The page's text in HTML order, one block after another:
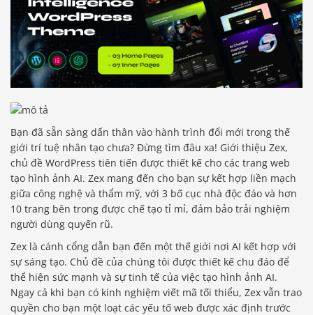
Bạn đã sẵn sàng dấn thân vào hành trình đổi mới trong thế
giới trí tuệ nhân tạo chưa? Đừng tìm đâu xa! Giới thiệu Zex,
chủ đề WordPress tiên tiến được thiết kế cho các trang web
tạo hình ảnh AI. Zex mang đến cho bạn sự kết hợp liền mạch
giữa công nghệ và thẩm mỹ, với 3 bố cục nhà độc đáo và hơn
10 trang bên trong được chế tạo tỉ mỉ, đảm bảo trải nghiệm
người dùng quyến rũ.
Zex là cánh cổng dẫn bạn đến một thế giới nơi AI kết hợp với
sự sáng tạo. Chủ đề của chúng tôi được thiết kế chu đáo để
thể hiện sức mạnh và sự tinh tế của việc tạo hình ảnh AI.
Ngay cả khi bạn có kinh nghiệm viết mã tối thiểu, Zex vẫn trao
quyền cho bạn một loạt các yếu tố web được xác định trước